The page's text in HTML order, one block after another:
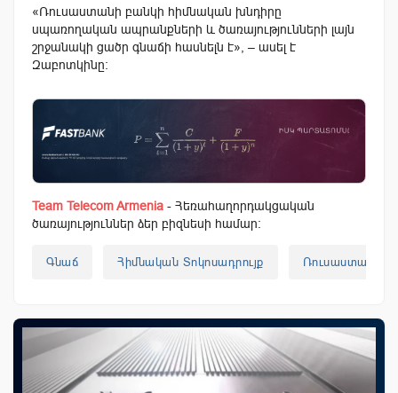
«Ռուսաստանի բանկի հիմնական խնդիրը
սպառողական ապրանքների և ծառայությունների լայն
շրջանակի ցածր գնաճի հասնելն է», – ասել է
Զաբոտկինը:
Team Telecom Armenia - Հեռահաղորդակցական
ծառայություններ ձեր բիզնեսի համար:
Գնաճ Հիմնական Տոկոսադրույք Ռուսաստան